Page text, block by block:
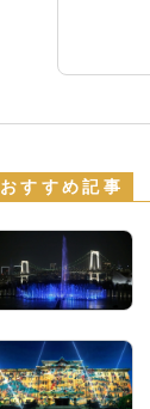
おすすめ記事